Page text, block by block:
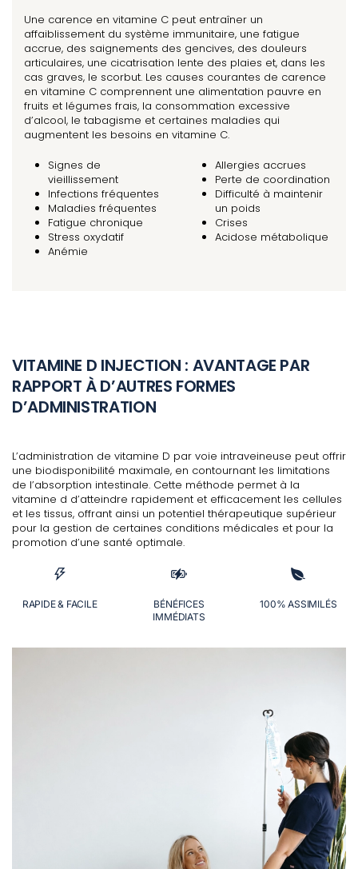
Une carence en vitamine C peut entraîner un
affaiblissement du système immunitaire, une fatigue
accrue, des saignements des gencives, des douleurs
articulaires, une cicatrisation lente des plaies et, dans les
cas graves, le scorbut. Les causes courantes de carence
en vitamine C comprennent une alimentation pauvre en
fruits et légumes frais, la consommation excessive
d’alcool, le tabagisme et certaines maladies qui
augmentent les besoins en vitamine C.
Signes de
vieillissement
Infections fréquentes
Maladies fréquentes
Fatigue chronique
Stress oxydatif
Anémie
Allergies accrues
Perte de coordination
Difficulté à maintenir
un poids
Crises
Acidose métabolique
VITAMINE D INJECTION : AVANTAGE PAR
RAPPORT À D’AUTRES FORMES
D’ADMINISTRATION
L’administration de vitamine D par voie intraveineuse peut offrir
une biodisponibilité maximale, en contournant les limitations
de l’absorption intestinale. Cette méthode permet à la
vitamine d d’atteindre rapidement et efficacement les cellules
et les tissus, offrant ainsi un potentiel thérapeutique supérieur
pour la gestion de certaines conditions médicales et pour la
promotion d’une santé optimale.
RAPIDE & FACILE
BÉNÉFICES
IMMÉDIATS
100% ASSIMILÉS